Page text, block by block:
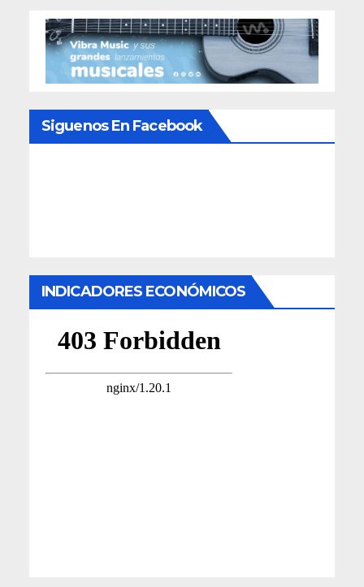
Siguenos En Facebook
INDICADORES ECONÓMICOS